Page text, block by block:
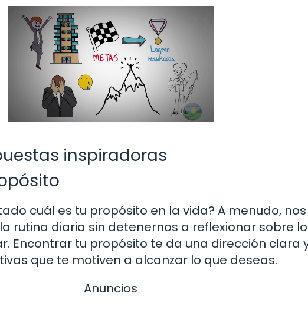
inspiradoras
cuál es tu propósito en la vida? A menudo, nos
rutina diaria sin detenernos a reflexionar sobre
Encontrar tu propósito te da una dirección clara
que te motiven a alcanzar lo que deseas.
Anuncios